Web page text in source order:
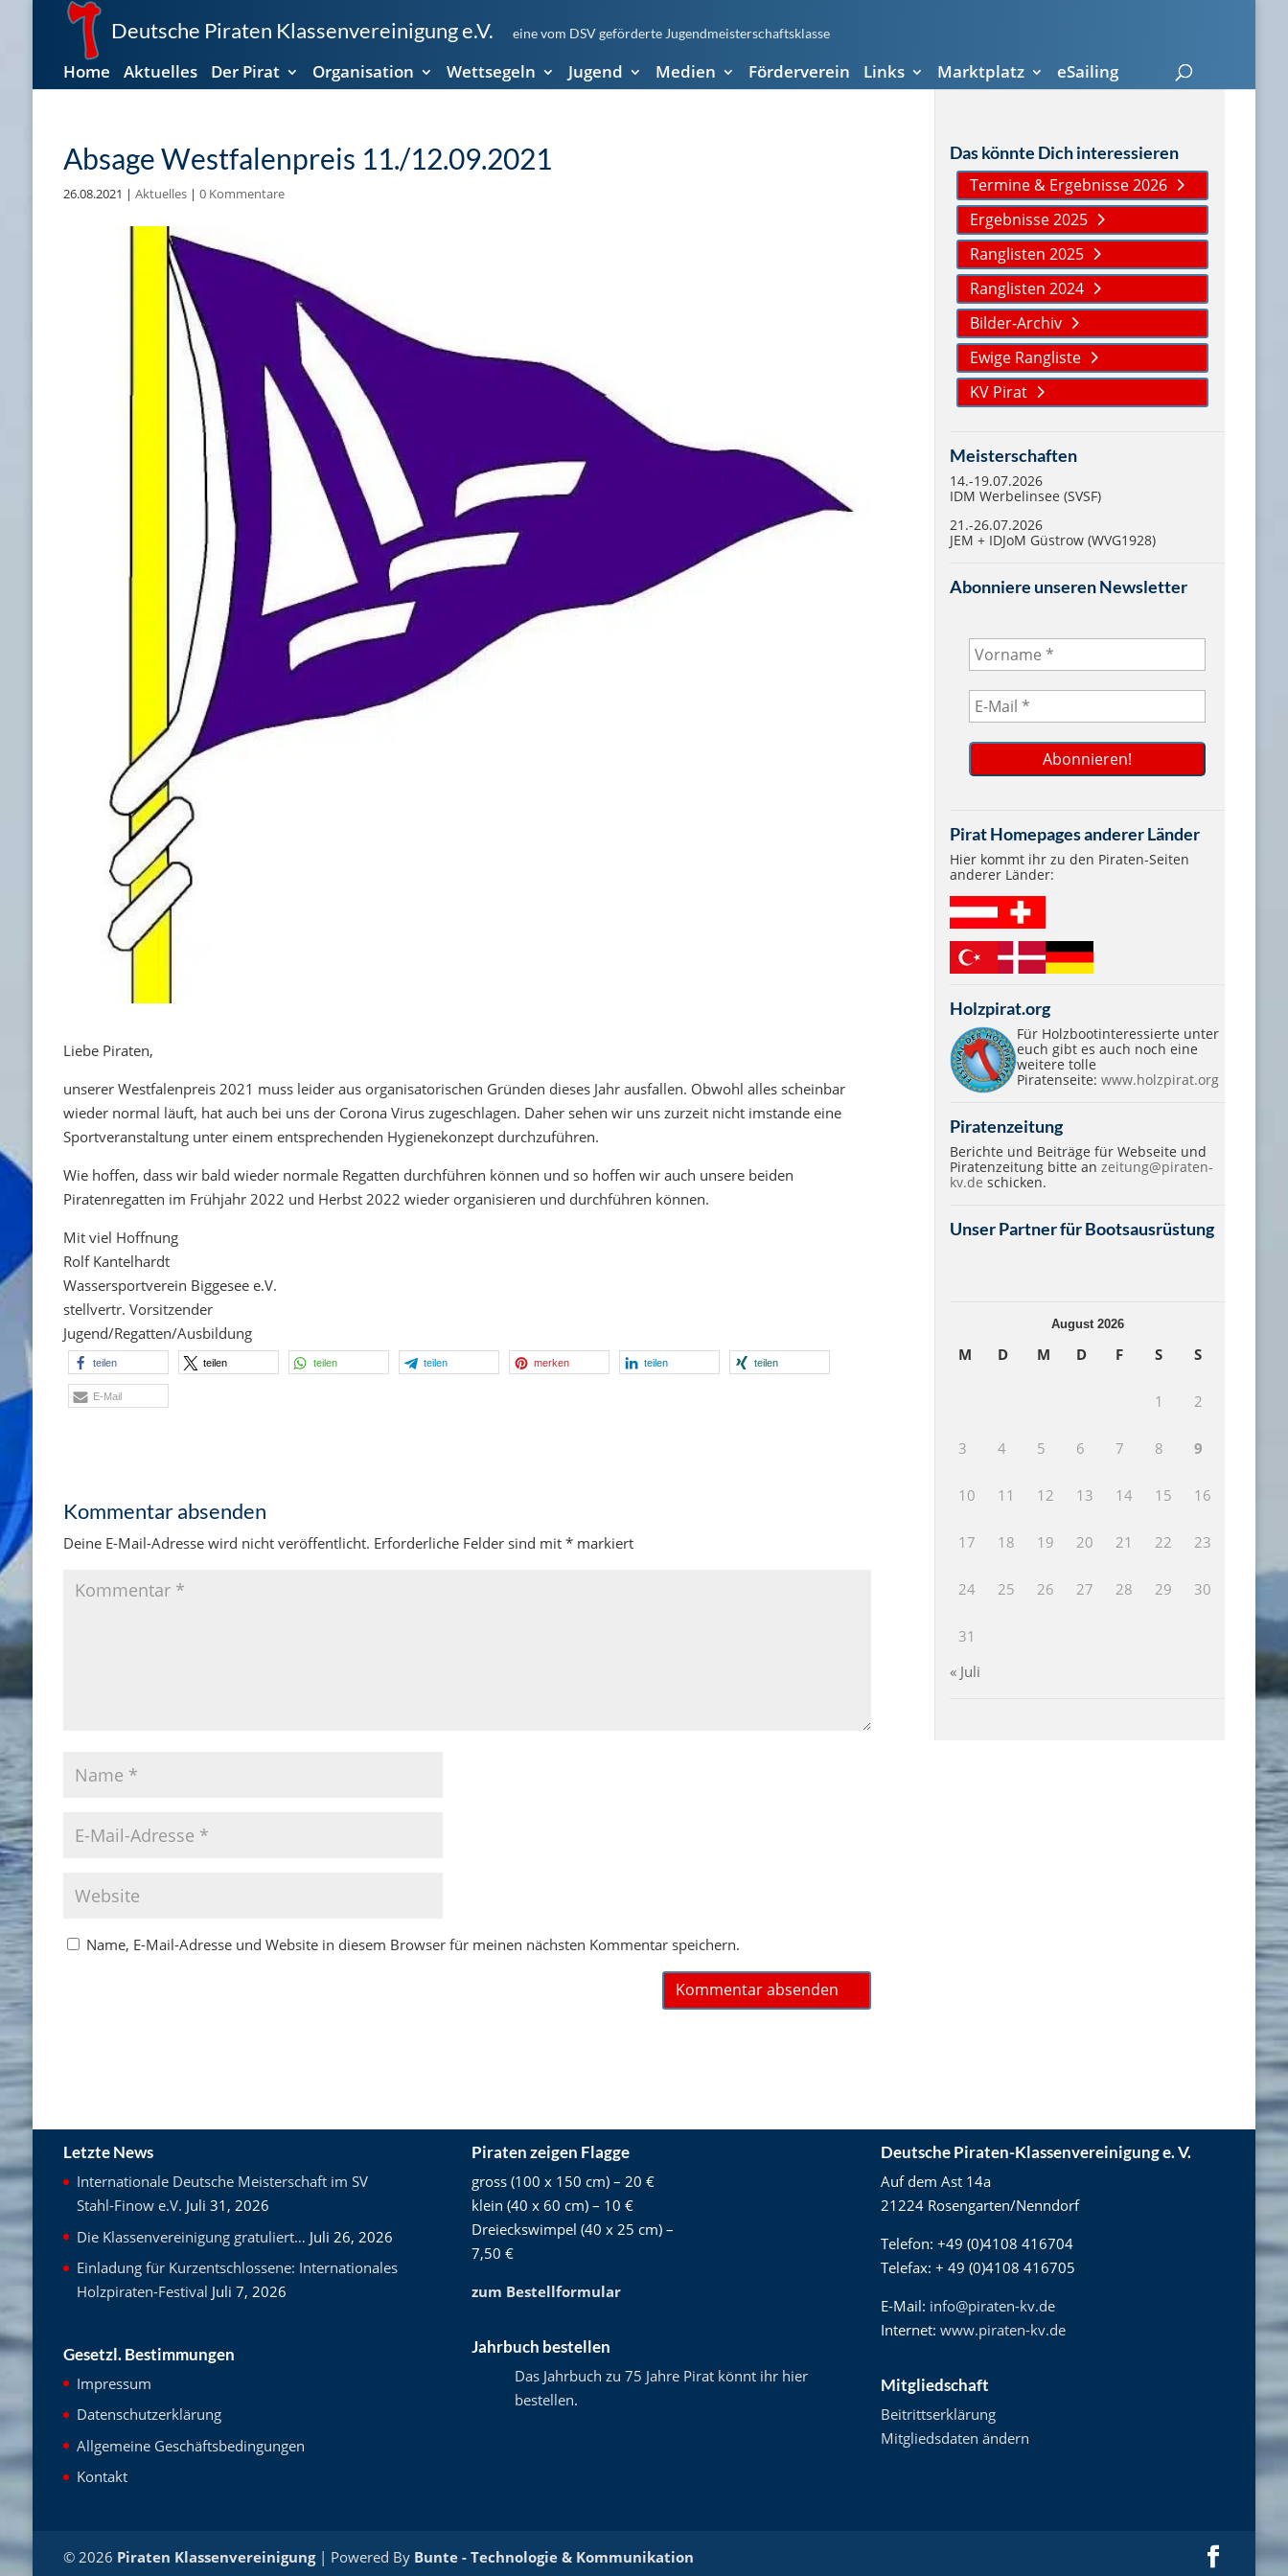
Deutsche Piraten Klassenvereinigung e.V. eine vom DSV geförderte Jugendmeisterschaftsklasse
Home Aktuelles Der Pirat Organisation Wettsegeln Jugend Medien Förderverein Links Marktplatz eSailing
Absage Westfalenpreis 11./12.09.2021
26.08.2021 | Aktuelles| 0 Kommentare
Liebe Piraten,
unserer Westfalenpreis 2021 muss leider aus organisatorischen Gründen dieses Jahr ausfallen. Obwohl alles scheinbar
wieder normal läuft, hat auch bei uns der Corona Virus zugeschlagen. Daher sehen wir uns zurzeit nicht imstande eine
Sportveranstaltung unter einem entsprechenden Hygienekonzept durchzuführen.
Wie hoffen, dass wir bald wieder normale Regatten durchführen können und so hoffen wir auch unsere beiden
Piratenregatten im Frühjahr 2022 und Herbst 2022 wieder organisieren und durchführen können.
Mit viel Hoffnung
Rolf Kantelhardt
Wassersportverein Biggesee e.V.
stellvertr. Vorsitzender
Jugend/Regatten/Ausbildung
teilen teilen teilen teilen merken teilen teilen
E-Mail
Kommentar absenden
Deine E-Mail-Adresse wird nicht veröffentlicht. Erforderliche Felder sind mit *markiert
Name, E-Mail-Adresse und Website in diesem Browser für meinen nächsten Kommentar speichern.
Das könnte Dich interessieren
Termine & Ergebnisse 2026
Ergebnisse 2025
Ranglisten 2025
Ranglisten 2024
Bilder-Archiv
Ewige Rangliste
KV Pirat
Meisterschaften
14.-19.07.2026
IDM Werbelinsee (SVSF)
21.-26.07.2026
JEM + IDJoM Güstrow (WVG1928)
Abonniere unseren Newsletter
Pirat Homepages anderer Länder
Hier kommt ihr zu den Piraten-Seiten
anderer Länder:
Holzpirat.org
Für Holzbootinteressierte unter
euch gibt es auch noch eine
weitere tolle
Piratenseite:www.holzpirat.org
Piratenzeitung
Berichte und Beiträge für Webseite und
Piratenzeitung bitte anzeitung@piraten-
kv.de schicken.
Unser Partner für Bootsausrüstung
August 2026
M D M D F S S
1 2
3 4 5 6 7 8 9
10 11 12 13 14 15 16
17 18 19 20 21 22 23
24 25 26 27 28 29 30
31
« Juli
Letzte News
Internationale Deutsche Meisterschaft im SV
Stahl-Finow e.V. Juli 31, 2026
Die Klassenvereinigung gratuliert… Juli 26, 2026
Einladung für Kurzentschlossene: Internationales
Holzpiraten-Festival Juli 7, 2026
Gesetzl. Bestimmungen
Impressum
Datenschutzerklärung
Allgemeine Geschäftsbedingungen
Kontakt
Piraten zeigen Flagge
gross (100 x 150 cm) – 20 €
klein (40 x 60 cm) – 10 €
Dreieckswimpel (40 x 25 cm) –
7,50 €
zum Bestellformular
Jahrbuch bestellen
Das Jahrbuch zu 75 Jahre Pirat könnt ihr hier
bestellen.
Deutsche Piraten-Klassenvereinigung e. V.
Auf dem Ast 14a
21224 Rosengarten/Nenndorf
Telefon: +49 (0)4108 416704
Telefax: + 49 (0)4108 416705
E-Mail: info@piraten-kv.de
Internet: www.piraten-kv.de
Mitgliedschaft
Beitrittserklärung
Mitgliedsdaten ändern
© 2026 Piraten Klassenvereinigung| Powered By Bunte - Technologie & Kommunikation